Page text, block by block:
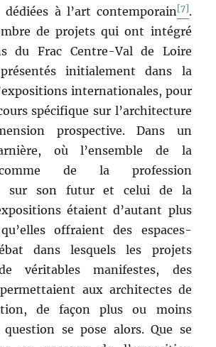
à l’art contemporain[7].
de projets qui ont intégré
du Frac Centre-Val de Loire
initialement dans la
internationales, pour
spécifique sur l’architecture
prospective. Dans un
où l’ensemble de la
de la profession
sur son futur et celui de la
étaient d’autant plus
offraient des espaces-
dans lesquels les projets
véritables manifestes, des
aux architectes de
de façon plus ou moins
question se pose alors. Que se